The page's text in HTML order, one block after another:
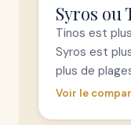
Syros ou
Tinos est
Syros est
plus de
Voir le